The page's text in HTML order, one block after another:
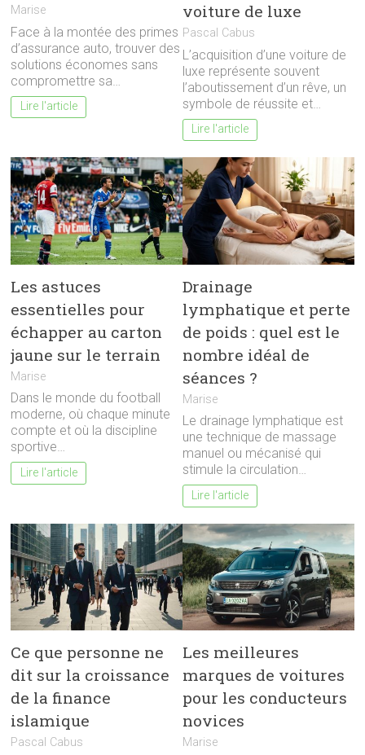
Marise
Face à la montée des primes
d’assurance auto, trouver des
solutions économes sans
compromettre sa…
Lire l'article
voiture de luxe
Pascal Cabus
L’acquisition d’une voiture de
luxe représente souvent
l’aboutissement d’un rêve, un
symbole de réussite et…
Lire l'article
Les astuces
essentielles pour
échapper au carton
jaune sur le terrain
Marise
Dans le monde du football
moderne, où chaque minute
compte et où la discipline
sportive…
Lire l'article
Drainage
lymphatique et perte
de poids : quel est le
nombre idéal de
séances ?
Marise
Le drainage lymphatique est
une technique de massage
manuel ou mécanisé qui
stimule la circulation…
Lire l'article
Ce que personne ne
dit sur la croissance
de la finance
islamique
Pascal Cabus
Les meilleures
marques de voitures
pour les conducteurs
novices
Marise